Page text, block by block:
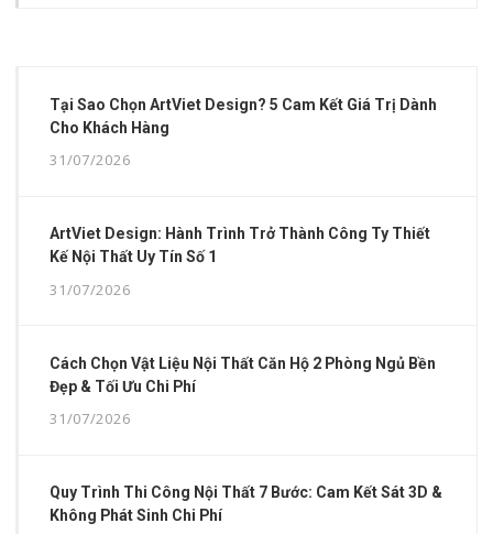
Tại Sao Chọn ArtViet Design? 5 Cam Kết Giá Trị Dành
Cho Khách Hàng
31/07/2026
ArtViet Design: Hành Trình Trở Thành Công Ty Thiết
Kế Nội Thất Uy Tín Số 1
31/07/2026
Cách Chọn Vật Liệu Nội Thất Căn Hộ 2 Phòng Ngủ Bền
Đẹp & Tối Ưu Chi Phí
31/07/2026
Quy Trình Thi Công Nội Thất 7 Bước: Cam Kết Sát 3D &
Không Phát Sinh Chi Phí